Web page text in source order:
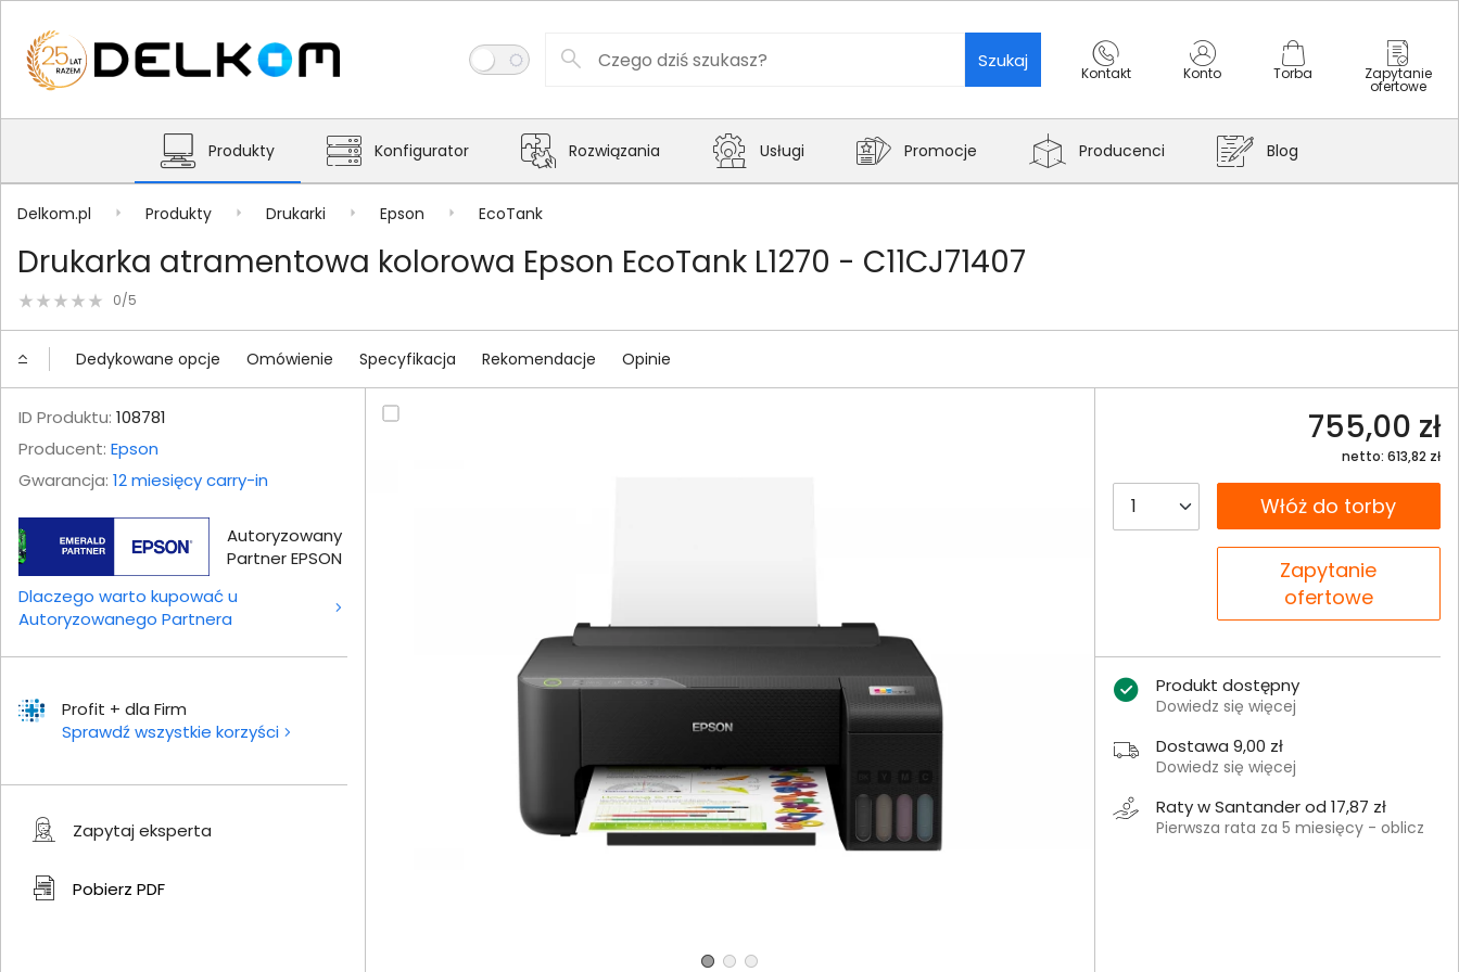
Szukaj
Kontakt Konto Torba Zapytanie
ofertowe
Produkty Konfigurator Rozwiązania Usługi Promocje Producenci Blog
Delkom.pl Produkty Drukarki Epson EcoTank
Drukarka atramentowa kolorowa Epson EcoTank L1270 - C11CJ71407
0/5
Dedykowane opcje Omówienie Specyfikacja Rekomendacje Opinie
ID Produktu: 108781
Producent: Epson
Gwarancja: 12 miesięcy carry-in
Autoryzowany
Partner EPSON
Dlaczego warto kupować u
Autoryzowanego Partnera
Profit + dla Firm
Sprawdź wszystkie korzyści
Zapytaj eksperta
Pobierz PDF
755,00 zł
netto: 613,82 zł
__B2C.PRODUCT.QUANTITY
__B2C.PRODUCT.QUANTITY
Włóż do torby
Zapytanie
ofertowe
Produkt dostępny
Dowiedz się więcej
Dostawa 9,00 zł
Dowiedz się więcej
Raty w Santander od 17,87 zł
Pierwsza rata za 5 miesięcy - oblicz